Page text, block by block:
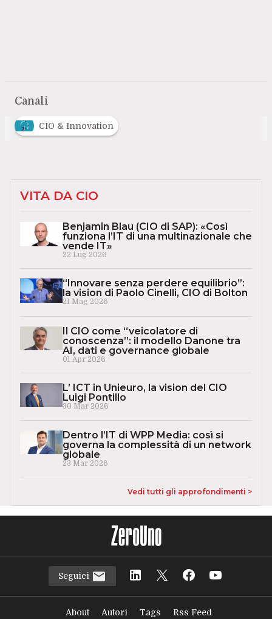
Canali
CIO & Innovation
VITA DA CIO
Benjamin Blau (CIO di SAP): «Così
funziona l’IT di una multinazionale che
vende IT»
22 Lug 2026
“Innovare senza perdere equilibrio”:
la vision di Paolo Cinelli, CIO di Bolton
21 Mag 2026
Il CIO come “veicolatore di
conoscenza”: il modello Danone tra
AI, dati e governance globale
01 Apr 2026
L’ ICT in Unieuro, la vision del CIO
Luigi Pontillo
30 Mar 2026
Dentro l’IT di WPP Media: così si
governa la complessità di un network
globale
23 Mar 2026
Vedi tutti gli approfondimenti >
Seguici
About Autori Tags
Rss Feed